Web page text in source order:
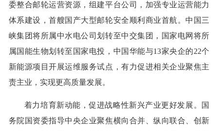
委整合邮轮运营资源，组建平台公司，加强专业运营能力
体系建设，首艘国产大型邮轮安全顺利商业首航。中国三
峡集团将所属中水电公司划转至中交集团，国家电网将所
属国能生物划转至国家电投，中国华能与13家央企的22个
新能源项目开展运维服务试点，有力促进相关企业聚焦主
责主业，实现更高质量发展。
着力培育新动能，促进战略性新兴产业更好发展。国
务院国资委指导中央企业聚焦横向合并、纵向联合、创新